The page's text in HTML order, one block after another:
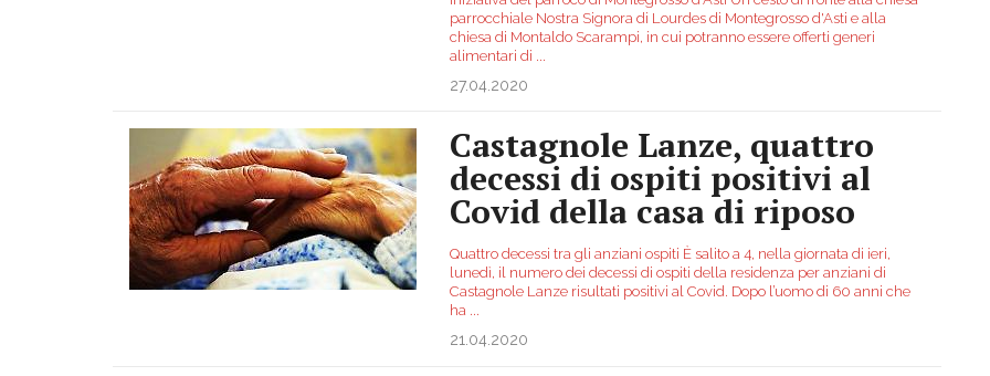
parrocchiale Nostra Signora di Lourdes di Montegrosso d'Asti e alla
chiesa di Montaldo Scarampi, in cui potranno essere offerti generi
alimentari di
27.04.2020
Castagnole Lanze, quattro
decessi di ospiti positivi al
Covid della casa di riposo
Quattro decessi tra gli anziani ospiti È salito a 4, nella giornata di ieri,
lunedì, il numero dei decessi di ospiti della residenza per anziani di
Castagnole Lanze risultati positivi al Covid. Dopo l’uomo di 60 anni che
ha
21.04.2020